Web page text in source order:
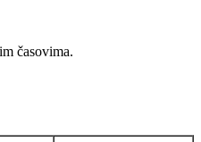
časovima.